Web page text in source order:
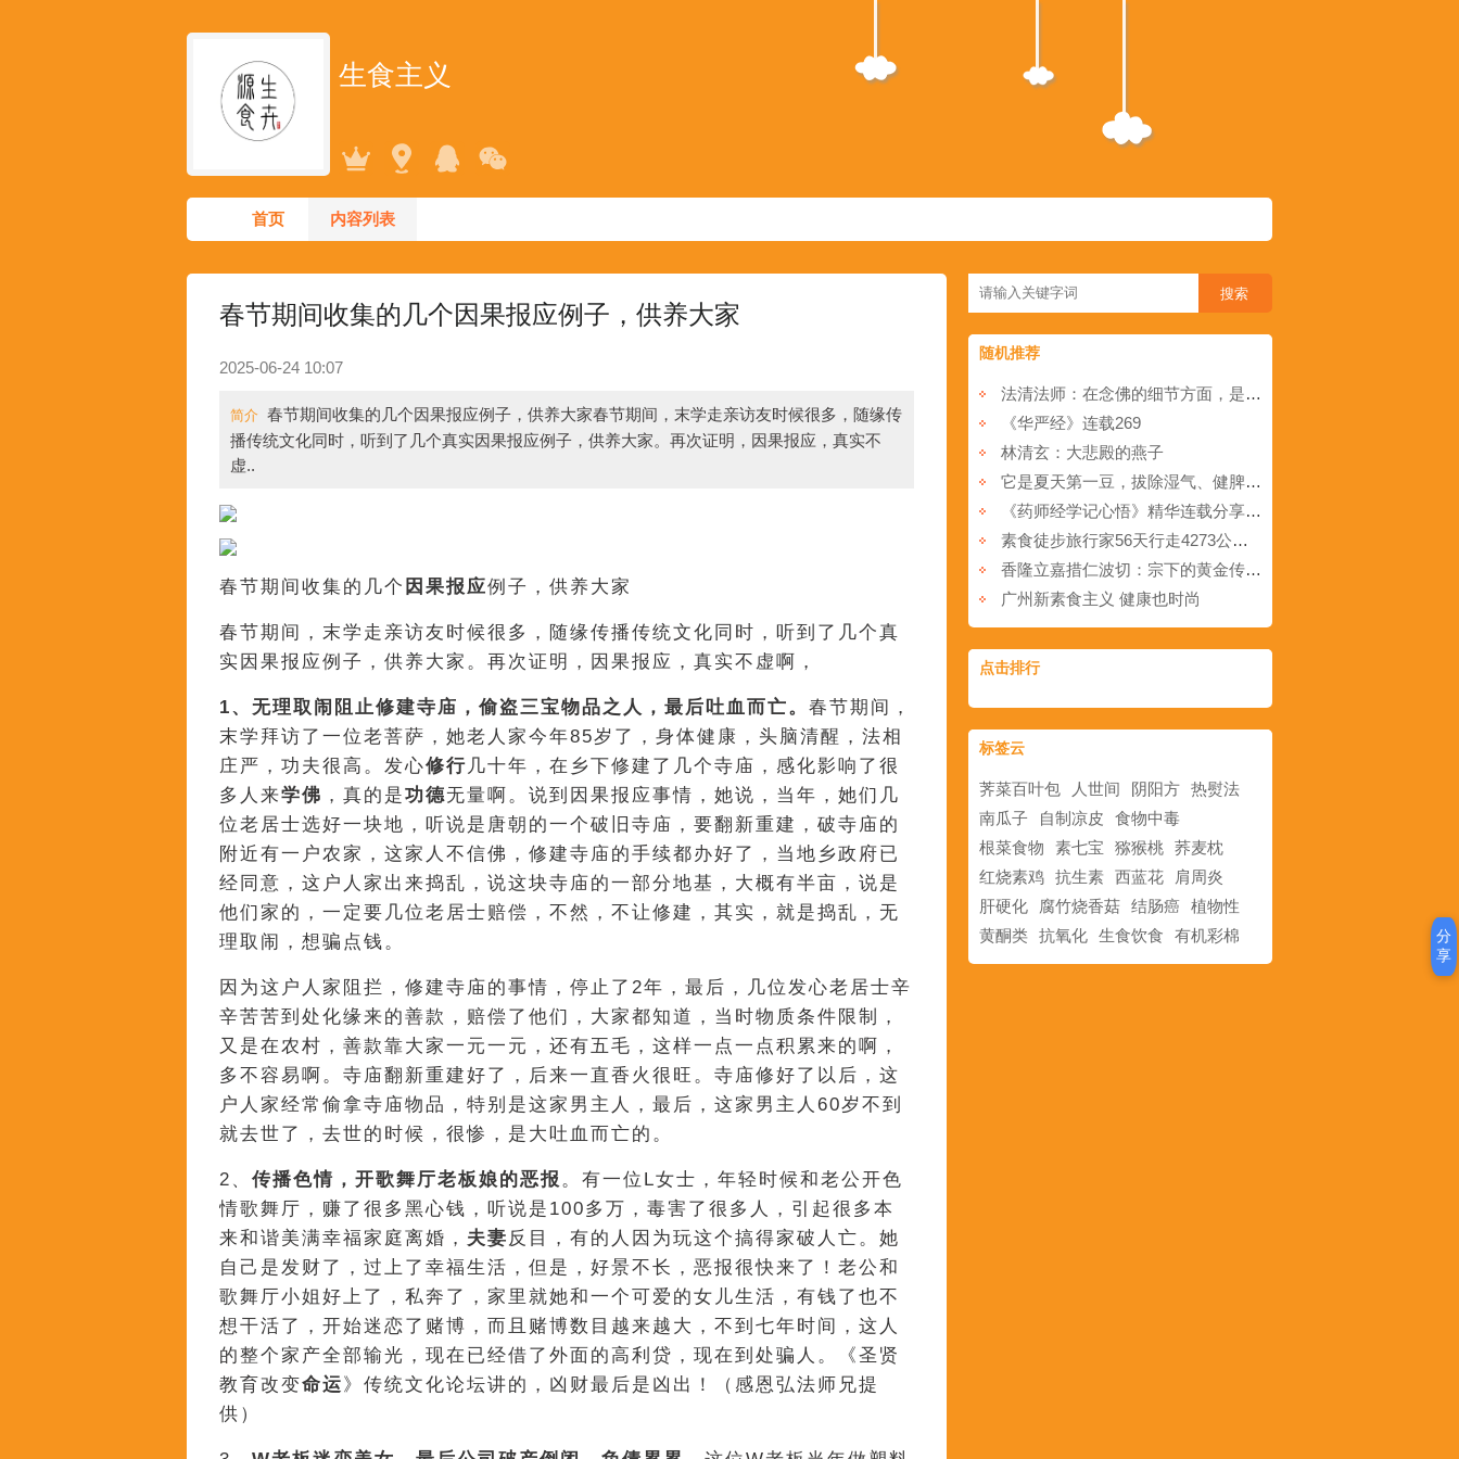
生食主义
首页 内容列表
春节期间收集的几个因果报应例子，供养大家
2025-06-24 10:07
简介 春节期间收集的几个因果报应例子，供养大家春节期间，末学走亲访友时候很多，随缘传
播传统文化同时，听到了几个真实因果报应例子，供养大家。再次证明，因果报应，真实不
虚..
春节期间收集的几个 因果报应例子，供养大家
春节期间，末学走亲访友时候很多，随缘传播传统文化同时，听到了几个真
实因果报应例子，供养大家。再次证明，因果报应，真实不虚啊，
1、无理取闹阻止修建寺庙，偷盗三宝物品之人，最后吐血而亡。 春节期间，
末学拜访了一位老菩萨，她老人家今年85岁了，身体健康，头脑清醒，法相
庄严，功夫很高。发心修行几十年，在乡下修建了几个寺庙，感化影响了很
多人来学佛 ，真的是功德无量啊。说到因果报应事情，她说，当年，她们几
位老居士选好一块地，听说是唐朝的一个破旧寺庙，要翻新重建，破寺庙的
附近有一户农家，这家人不信佛，修建寺庙的手续都办好了，当地乡政府已
经同意，这户人家出来捣乱，说这块寺庙的一部分地基，大概有半亩，说是
他们家的，一定要几位老居士赔偿，不然，不让修建，其实，就是捣乱，无
理取闹，想骗点钱。
因为这户人家阻拦，修建寺庙的事情，停止了2年，最后，几位发心老居士辛
辛苦苦到处化缘来的善款，赔偿了他们，大家都知道，当时物质条件限制，
又是在农村，善款靠大家一元一元，还有五毛，这样一点一点积累来的啊，
多不容易啊。寺庙翻新重建好了，后来一直香火很旺。寺庙修好了以后，这
户人家经常偷拿寺庙物品，特别是这家男主人，最后，这家男主人60岁不到
就去世了，去世的时候，很惨，是大吐血而亡的。
2、 传播色情，开歌舞厅老板娘的恶报 。有一位L女士，年轻时候和老公开色
情歌舞厅，赚了很多黑心钱，听说是100多万，毒害了很多人，引起很多本
来和谐美满幸福家庭离婚， 夫妻 反目，有的人因为玩这个搞得家破人亡。她
自己是发财了，过上了幸福生活，但是，好景不长，恶报很快来了！老公和
歌舞厅小姐好上了，私奔了，家里就她和一个可爱的女儿生活，有钱了也不
想干活了，开始迷恋了赌博，而且赌博数目越来越大，不到七年时间，这人
的整个家产全部输光，现在已经借了外面的高利贷，现在到处骗人。《圣贤
教育改变命运》传统文化论坛讲的，凶财最后是凶出！（感恩弘法师兄提
供）
随机推荐
法清法师：在念佛的细节方面，是不是环境要特别安静？是不是早晚都要做？...光诵一部经就好了？
《华严经》连载269
林清玄：大悲殿的燕子
它是夏天第一豆，拔除湿气、健脾止泻！
《药师经学记心悟》精华连载分享17
素食徒步旅行家56天行走4273公里只为动物的生命权
香隆立嘉措仁波切：宗下的黄金传承之三
广州新素食主义 健康也时尚
点击排行
标签云
荠菜百叶包 人世间 阴阳方 热熨法
南瓜子
自制凉皮
食物中毒
根菜食物
素七宝 猕猴桃 荞麦枕
红烧素鸡 抗生素 西蓝花
肩周炎
肝硬化
腐竹烧香菇 结肠癌 植物性
黄酮类 抗氧化 生食饮食 有机彩棉
分
享